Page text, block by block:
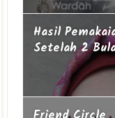
Hasil
Setelah 2